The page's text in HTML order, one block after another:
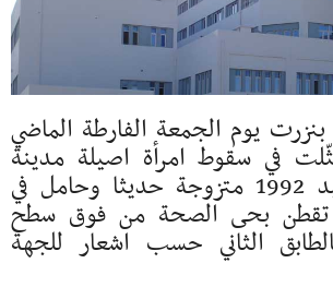
يوم الجمعة الفارطة الماضي
في سقوط امرأة اصيلة مدينة
سوسة من مواليد 1992 متزوجة حديثا وحامل في
تقطن بحى الصحة من فوق سطح
الثاني حسب اشعار للجهة